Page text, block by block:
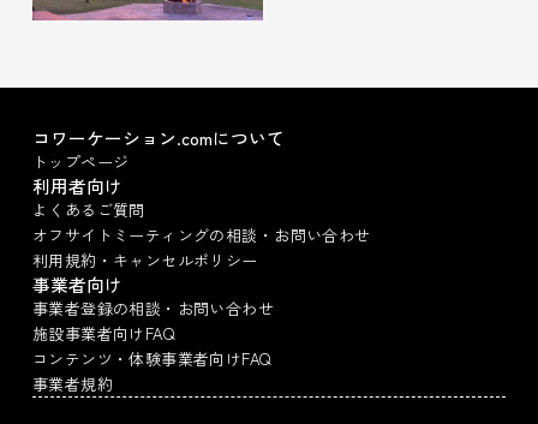
コワーケーション.comについて
トップページ
利用者向け
よくあるご質問
オフサイトミーティングの相談・お問い合わせ
利用規約・キャンセルポリシー
事業者向け
事業者登録の相談・お問い合わせ
施設事業者向けFAQ
コンテンツ・体験事業者向けFAQ
事業者規約